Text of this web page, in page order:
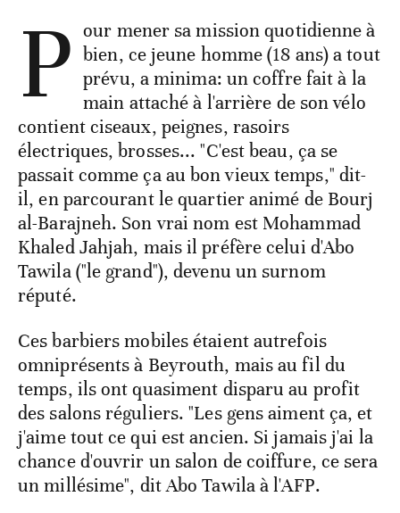
P our mener sa mission quotidienne à
bien, ce jeune homme (18 ans) a tout
prévu, a minima: un coffre fait à la
main attaché à l'arrière de son vélo
contient ciseaux, peignes, rasoirs
électriques, brosses... "C'est beau, ça se
passait comme ça au bon vieux temps," dit-
il, en parcourant le quartier animé de Bourj
al-Barajneh. Son vrai nom est Mohammad
Khaled Jahjah, mais il préfère celui d'Abo
Tawila ("le grand"), devenu un surnom
réputé.
Ces barbiers mobiles étaient autrefois
omniprésents à Beyrouth, mais au fil du
temps, ils ont quasiment disparu au profit
des salons réguliers. "Les gens aiment ça, et
j'aime tout ce qui est ancien. Si jamais j'ai la
chance d'ouvrir un salon de coiffure, ce sera
un millésime", dit Abo Tawila à l'AFP.